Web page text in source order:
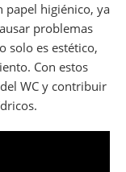
papel higiénico, ya
problemas
solo es estético,
Con estos
WC y contribuir